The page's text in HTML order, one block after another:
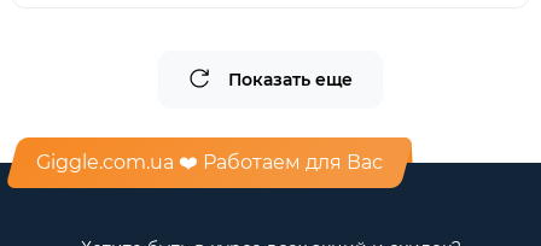
Показать еще
Giggle.com.ua ❤️ Работаем для Вас